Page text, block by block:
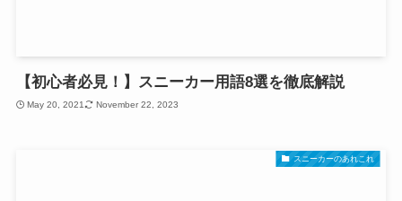
【初心者必見！】スニーカー用語8選を徹底解説
May 20, 2021 November 22, 2023
スニーカーのあれこれ